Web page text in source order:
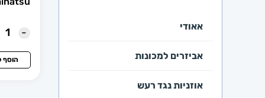
אאודי
אביזרים למכונות
אוזניות נגד רעש
-
הוסף